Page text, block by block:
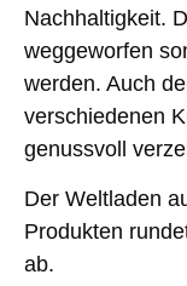
Nachhaltigkeit.
weggeworfen
werden. Auch
verschiedenen
genussvoll
Der Weltladen
Produkten
ab.